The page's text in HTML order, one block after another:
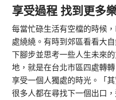
享受過程 找到更多
每當忙碌生活有空檔的時候
處繞繞。有時到郊區看看大
下腳步並思考一些人生未來
地，就是在台北市區四處轉
享受一個人獨處的時光。「
很多人都在尋找下一個出口